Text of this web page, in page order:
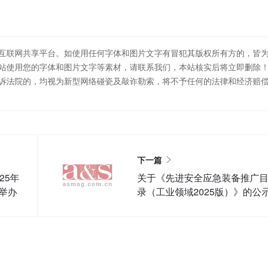
网共享平台。如使用任何字体和图片文字有冒犯其版权所有方的，皆
用您的字体和图片文字等素材，请联系我们，本站核实后将立即删除
院的，均视为新型网络碰瓷及敲诈勒索，将不予任何的法律和经济赔
年
办
下一篇
关于《先进安全应急装备推广目
录（工业领域2025版）》的公